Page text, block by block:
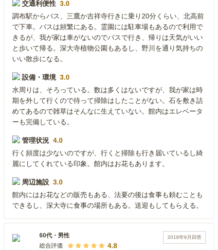
交通利便性 3.0
調布駅からバス、三鷹か吉祥寺行きに乗り20分くらい、北高前
で下車。バスは頻繁にある。霊園には駐車場もあるので利用で
きるが、我が家は車がないのでバスで行き、帰りは天気がいい
と歩いて帰る。深大寺植物公園もあるし、野川を通り気持ちの
いい散歩になる。
設備・環境 3.0
水周りは、そろっている。数は多くはないですが、我が家は時
期を外して行くので待って掃除はしたことがない。石を敷き詰
めてあるので雑草はそんなに生えていない。館内はエレベータ
ーも完備している。
管理状況 4.0
行く頻度は少ないのですが、行くと掃除も行き届いているし綺
麗にしてくれている印象。館内はお花もあります。
周辺施設 3.0
館内にはお花などの販売もある、法要の後は食事も頼むことも
できるし、深大寺に食事の場所もある。送迎もしてもらえる。
2018年9月 回答
60代 ・ 男性
総合評価
4.8